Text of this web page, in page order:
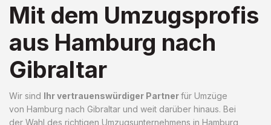
Mit dem Umzugsprofis
aus Hamburg nach
Gibraltar
Wir sind Ihr vertrauenswürdiger Partnerfür Umzüge
von Hamburg nach Gibraltar und weit darüber hinaus. Bei
der Wahl des richtigen Umzugsunternehmens in Hamburg